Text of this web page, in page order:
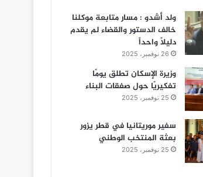
ولد أشدو : مسار متابعة موكلنا
خالف الدستور والقضاء لم يقدم
دليلاً واحداً
26 نوفمبر، 2025
وزيرة الإسكان تطلق يومًا
تفكيريًا حول صفقات البناء
25 نوفمبر، 2025
سفير موريتانيا في قطر يزور
بعثة المنتخب الوطني
25 نوفمبر، 2025